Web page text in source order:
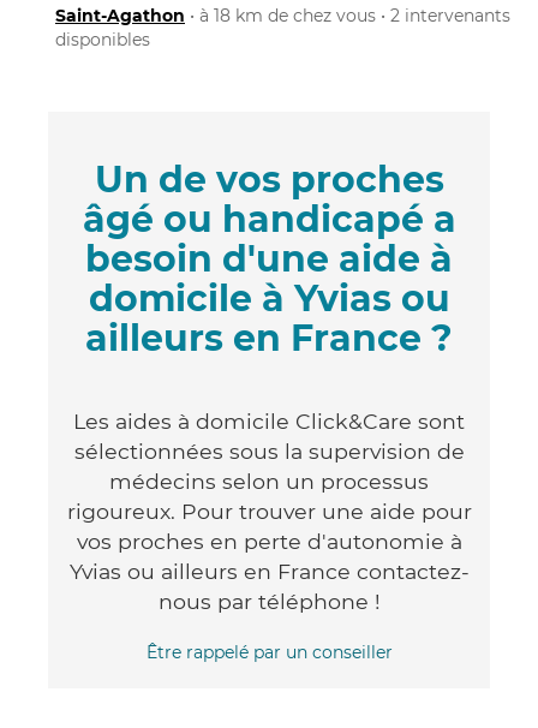
Saint-Agathon • à 18 km de chez vous • 2 intervenants
disponibles
Un de vos proches
âgé ou handicapé a
besoin d'une aide à
domicile à Yvias ou
ailleurs en France ?
Les aides à domicile Click&Care sont
sélectionnées sous la supervision de
médecins selon un processus
rigoureux. Pour trouver une aide pour
vos proches en perte d'autonomie à
Yvias ou ailleurs en France contactez-
nous par téléphone !
Être rappelé par un conseiller